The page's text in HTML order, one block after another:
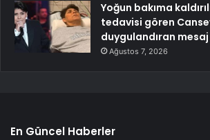
Yoğun bakıma
tedavisi gören
duygulandıran mesaj
Ağustos 7, 2026
En Güncel Haberler